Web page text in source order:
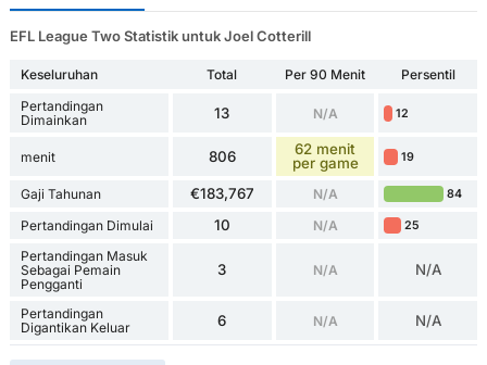
EFL League Two Statistik untuk Joel Cotterill
Keseluruhan Total Per 90 Menit
Persentil
Pertandingan
Dimainkan
13 N/A 12
menit 806
62 menit
per game
19
Gaji Tahunan €183,767 N/A 84
Pertandingan Dimulai 10 N/A 25
Pertandingan Masuk
Sebagai Pemain
Pengganti
3 N/A N/A
Pertandingan
Digantikan Keluar
6 N/A N/A